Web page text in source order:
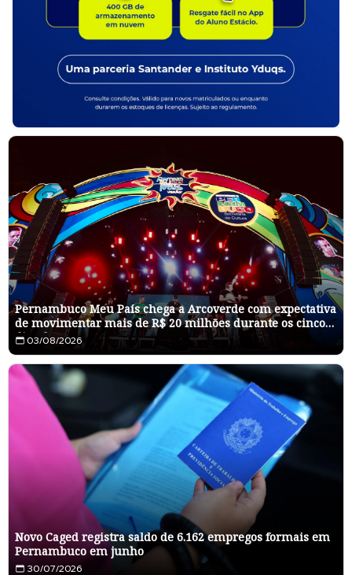
Pernambuco Meu País chega a Arcoverde com expectativa
de movimentar mais de R$ 20 milhões durante os cinco
dias de evento
03/08/2026
Novo Caged registra saldo de 6.162 empregos formais em
Pernambuco em junho
30/07/2026